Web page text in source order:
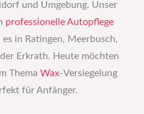
und Umgebung. Unser
professionelle Autopflege
in Ratingen, Meerbusch,
Erkrath. Heute möchten
Thema Wax-Versiegelung
für Anfänger.